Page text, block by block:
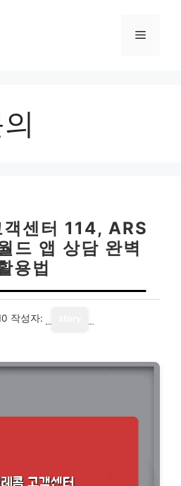
메
센터 114, ARS
드 앱 상담 완벽
용법
작성자: